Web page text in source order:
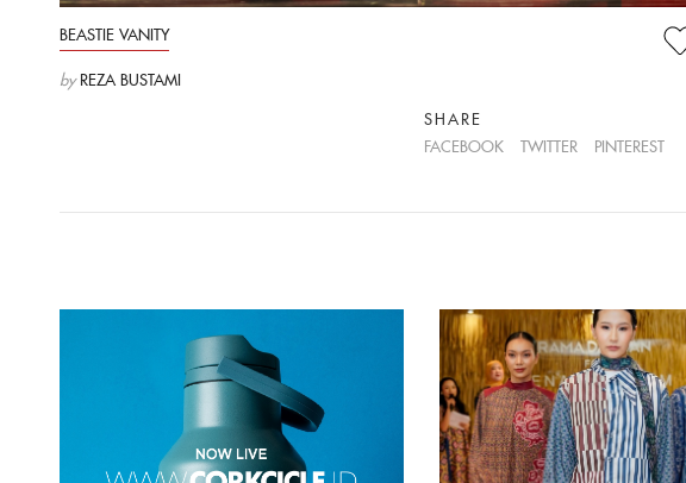
BEASTIE VANITY
by REZA BUSTAMI
SHARE
FACEBOOK
TWITTER PINTEREST